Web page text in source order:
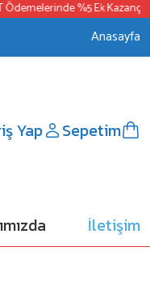
%5 Ek Kazanç
Anasayfa
Yap Sepetim
İletişim